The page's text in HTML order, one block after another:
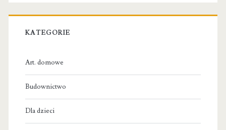
KATEGORIE
Art. domowe
Budownictwo
Dla dzieci